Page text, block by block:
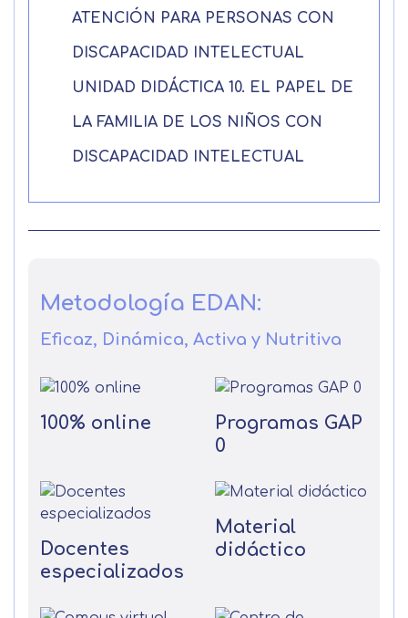
ATENCIÓN PARA PERSONAS CON
DISCAPACIDAD INTELECTUAL
UNIDAD DIDÁCTICA 10. EL PAPEL DE
LA FAMILIA DE LOS NIÑOS CON
DISCAPACIDAD INTELECTUAL
Metodología EDAN:
Eficaz, Dinámica, Activa y Nutritiva
100% online
Programas GAP
0
Docentes
especializados
Material
didáctico